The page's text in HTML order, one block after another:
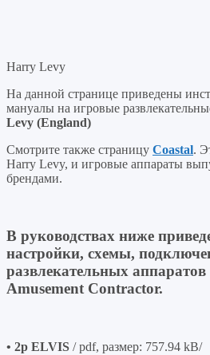
Harry Levy
На данной странице приведены
мануалы на игровые
Levy (England)
Смотрите также страницу Coastal.
Harry Levy, и игровые аппараты
брендами.
В руководствах ниже
настройки, схемы,
развлекательных
Amusement Contractor.
• 2p ELVIS / pdf, размер: 757.94 kB/